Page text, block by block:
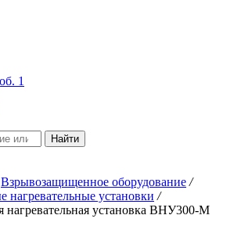
1
Взрывозащищенное оборудование /
установки /
установка ВНУ300-М